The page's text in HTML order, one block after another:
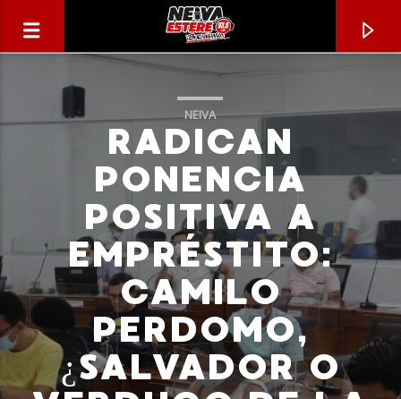
CANCIÓN ACTUAL
TÍTULO
ARTISTA
NEIVA
RADICAN
PONENCIA
POSITIVA A
EMPRÉSTITO:
CAMILO
PERDOMO,
¿SALVADOR O